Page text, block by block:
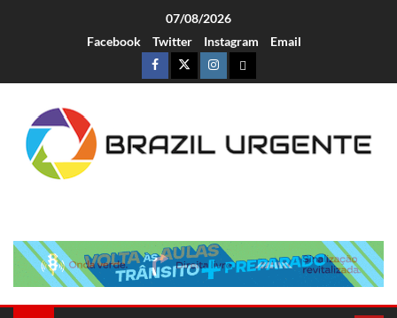
07/08/2026
Facebook
Twitter Instagram Email